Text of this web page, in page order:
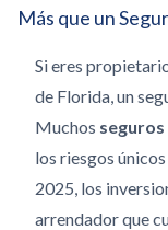
Más que un
Si eres
de Florida, un
Muchos
los riesgos
2025, los
arrendador que